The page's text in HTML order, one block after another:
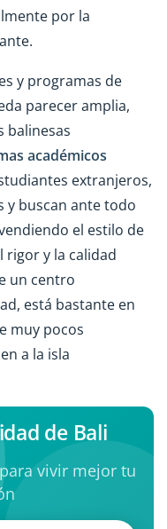
por la
y programas de
parecer amplia,
balinesas
académicos
extranjeros,
y buscan ante todo
el estilo de
rigor y la calidad
un centro
está bastante en
muy pocos
a la isla
de Bali
vivir mejor tu